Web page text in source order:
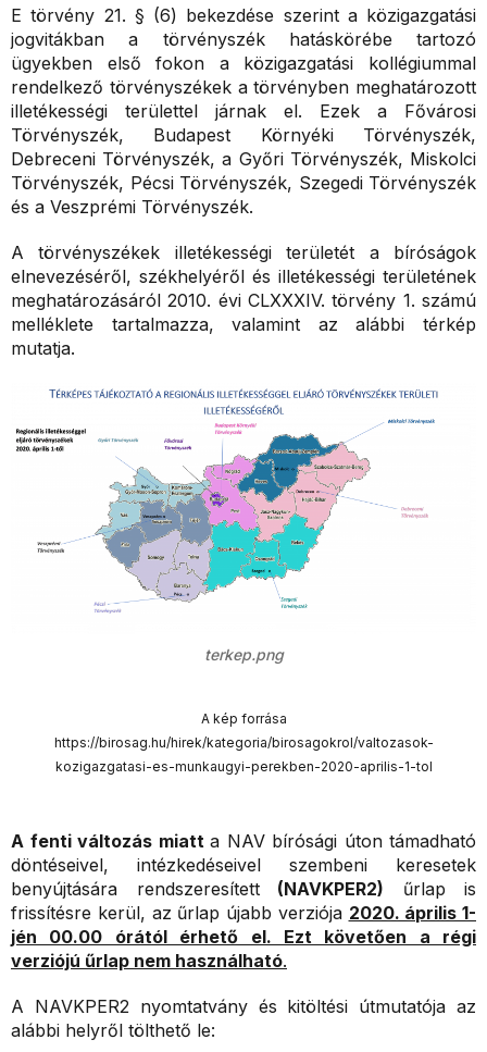
E törvény 21. § (6) bekezdése szerint a közigazgatási
jogvitákban a törvényszék hatáskörébe tartozó
ügyekben első fokon a közigazgatási kollégiummal
rendelkező törvényszékek a törvényben meghatározott
illetékességi területtel járnak el. Ezek a Fővárosi
Törvényszék, Budapest Környéki Törvényszék,
Debreceni Törvényszék, a Győri Törvényszék, Miskolci
Törvényszék, Pécsi Törvényszék, Szegedi Törvényszék
és a Veszprémi Törvényszék.
A törvényszékek illetékességi területét a bíróságok
elnevezéséről, székhelyéről és illetékességi területének
meghatározásáról 2010. évi CLXXXIV. törvény 1. számú
melléklete tartalmazza, valamint az alábbi térkép
mutatja.
terkep.png
A kép forrása
https://birosag.hu/hirek/kategoria/birosagokrol/valtozasok-
kozigazgatasi-es-munkaugyi-perekben-2020-aprilis-1-tol
A fenti változás miatt a NAV bírósági úton támadható
döntéseivel, intézkedéseivel szembeni keresetek
benyújtására rendszeresített(NAVKPER2) űrlap is
frissítésre kerül, az űrlap újabb verziója 2020. április 1-
jén 00.00 órától érhető el. Ezt követően a régi
verziójú űrlap nem használható.
A NAVKPER2 nyomtatvány és kitöltési útmutatója az
alábbi helyről tölthető le: